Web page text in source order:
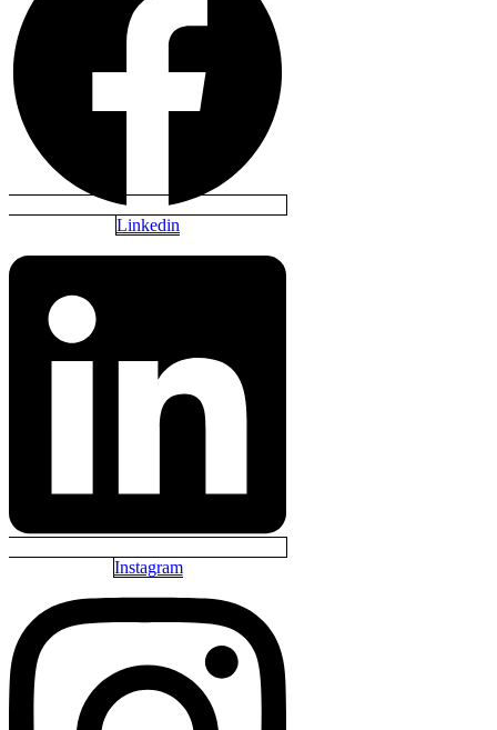
Linkedin
Instagram